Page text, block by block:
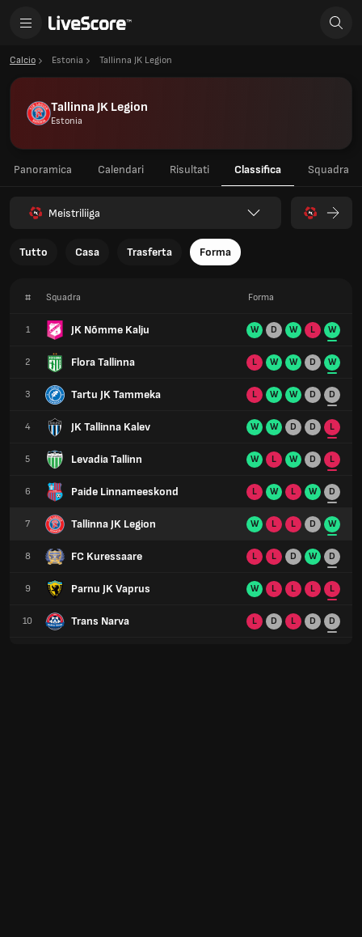
Calcio Estonia Tallinna JK Legion
Tallinna JK Legion
Estonia
Panoramica Calendari Risultati Classifica Squadra
Meistriliiga
Tutto Casa Trasferta Forma
# Squadra
1 JK Nõmme Kalju
2 Flora Tallinna
3 Tartu JK Tammeka
4 JK Tallinna Kalev
5 Levadia Tallinn
6 Paide Linnameeskond
7 Tallinna JK Legion
8 FC Kuressaare
9 Parnu JK Vaprus
10 Trans Narva
Forma
W D W L W
L W W D W
L W W D D
W W D D L
W L W D L
L W L W D
W L L D W
L L D W D
W L L L L
L D L D D